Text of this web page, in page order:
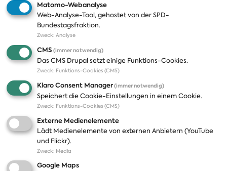
Themen
Positionen
Publikationen
Presse
Fotos
Pressekontakt
Termine
Jobs und Ausbildung
Häufige Fragen
Podcast
Abonnements
Matomo-Webanalyse
Web-Analyse-Tool, gehostet von der SPD-
Bundestagsfraktion.
Zweck: Analyse
CMS (immer notwendig)
Das CMS Drupal setzt einige Funktions-Cookies.
Zweck: Funktions-Cookies (CMS)
Klaro Consent Manager(immer notwendig)
Speichert die Cookie-Einstellungen in einem Cookie.
Zweck: Funktions-Cookies (CMS)
Externe Medienelemente
Lädt Medienelemente von externen Anbietern (YouTube
und Flickr).
Zweck: Media
Google Maps